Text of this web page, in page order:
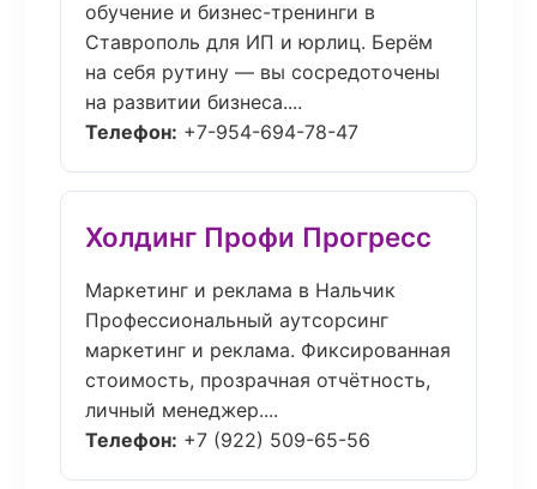
обучение и бизнес-тренинги в
Ставрополь для ИП и юрлиц. Берём
на себя рутину — вы сосредоточены
на развитии бизнеса....
Телефон: +7-954-694-78-47
Холдинг Профи Прогресс
Маркетинг и реклама в Нальчик
Профессиональный аутсорсинг
маркетинг и реклама. Фиксированная
стоимость, прозрачная отчётность,
личный менеджер....
Телефон: +7 (922) 509-65-56